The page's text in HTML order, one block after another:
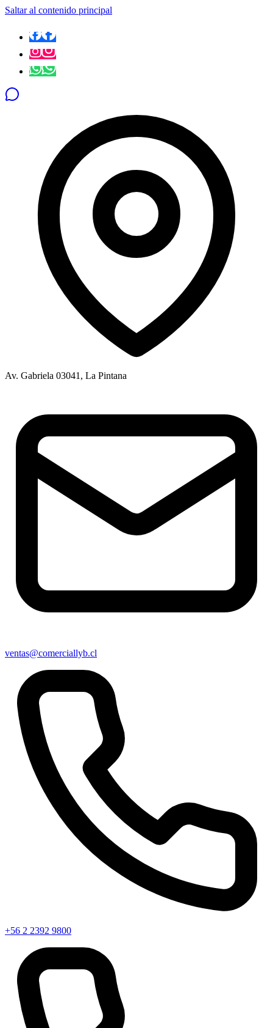
Saltar al contenido principal
Av. Gabriela 03041, La Pintana
ventas@comerciallyb.cl
+56 2 2392 9800